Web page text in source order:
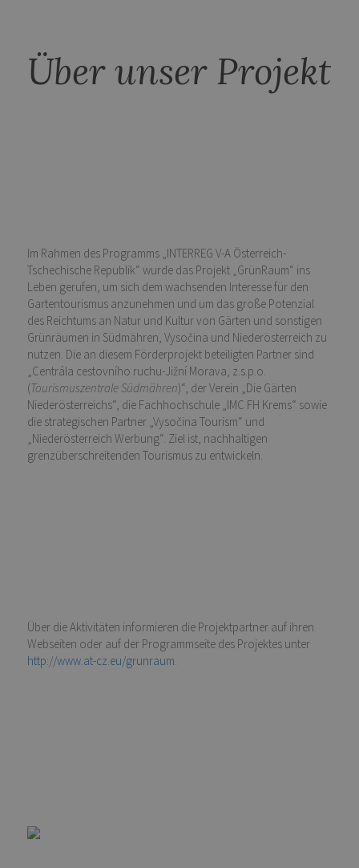
Über unser Projekt
Im Rahmen des Programms „INTERREG V-A Österreich-
Tschechische Republik“ wurde das Projekt „GrünRaum“ ins
Leben gerufen, um sich dem wachsenden Interesse für den
Gartentourismus anzunehmen und um das große Potenzial
des Reichtums an Natur und Kultur von Gärten und sonstigen
Grünräumen in Südmähren, Vysočina und Niederösterreich zu
nutzen. Die an diesem Förderprojekt beteiligten Partner sind
„Centrála cestovního ruchu-Jižní Morava, z.s.p.o.
(Tourismuszentrale Südmähren)“, der Verein „Die Gärten
Niederösterreichs“, die Fachhochschule „IMC FH Krems“ sowie
die strategischen Partner „Vysočina Tourism“ und
„Niederösterreich Werbung“. Ziel ist, nachhaltigen
grenzüberschreitenden Tourismus zu entwickeln.
Über die Aktivitäten informieren die Projektpartner auf ihren
Webseiten oder auf der Programmseite des Projektes unter
http://www.at-cz.eu/grunraum